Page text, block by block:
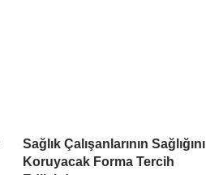
Sağlık Çalışanlarının Sağlığını
Koruyacak Forma Tercih